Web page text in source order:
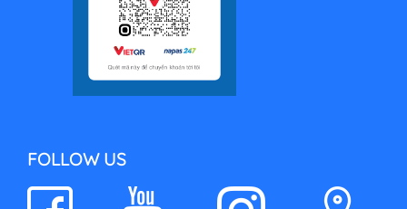
FOLLOW US